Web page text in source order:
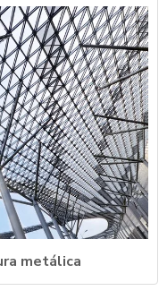
metálica